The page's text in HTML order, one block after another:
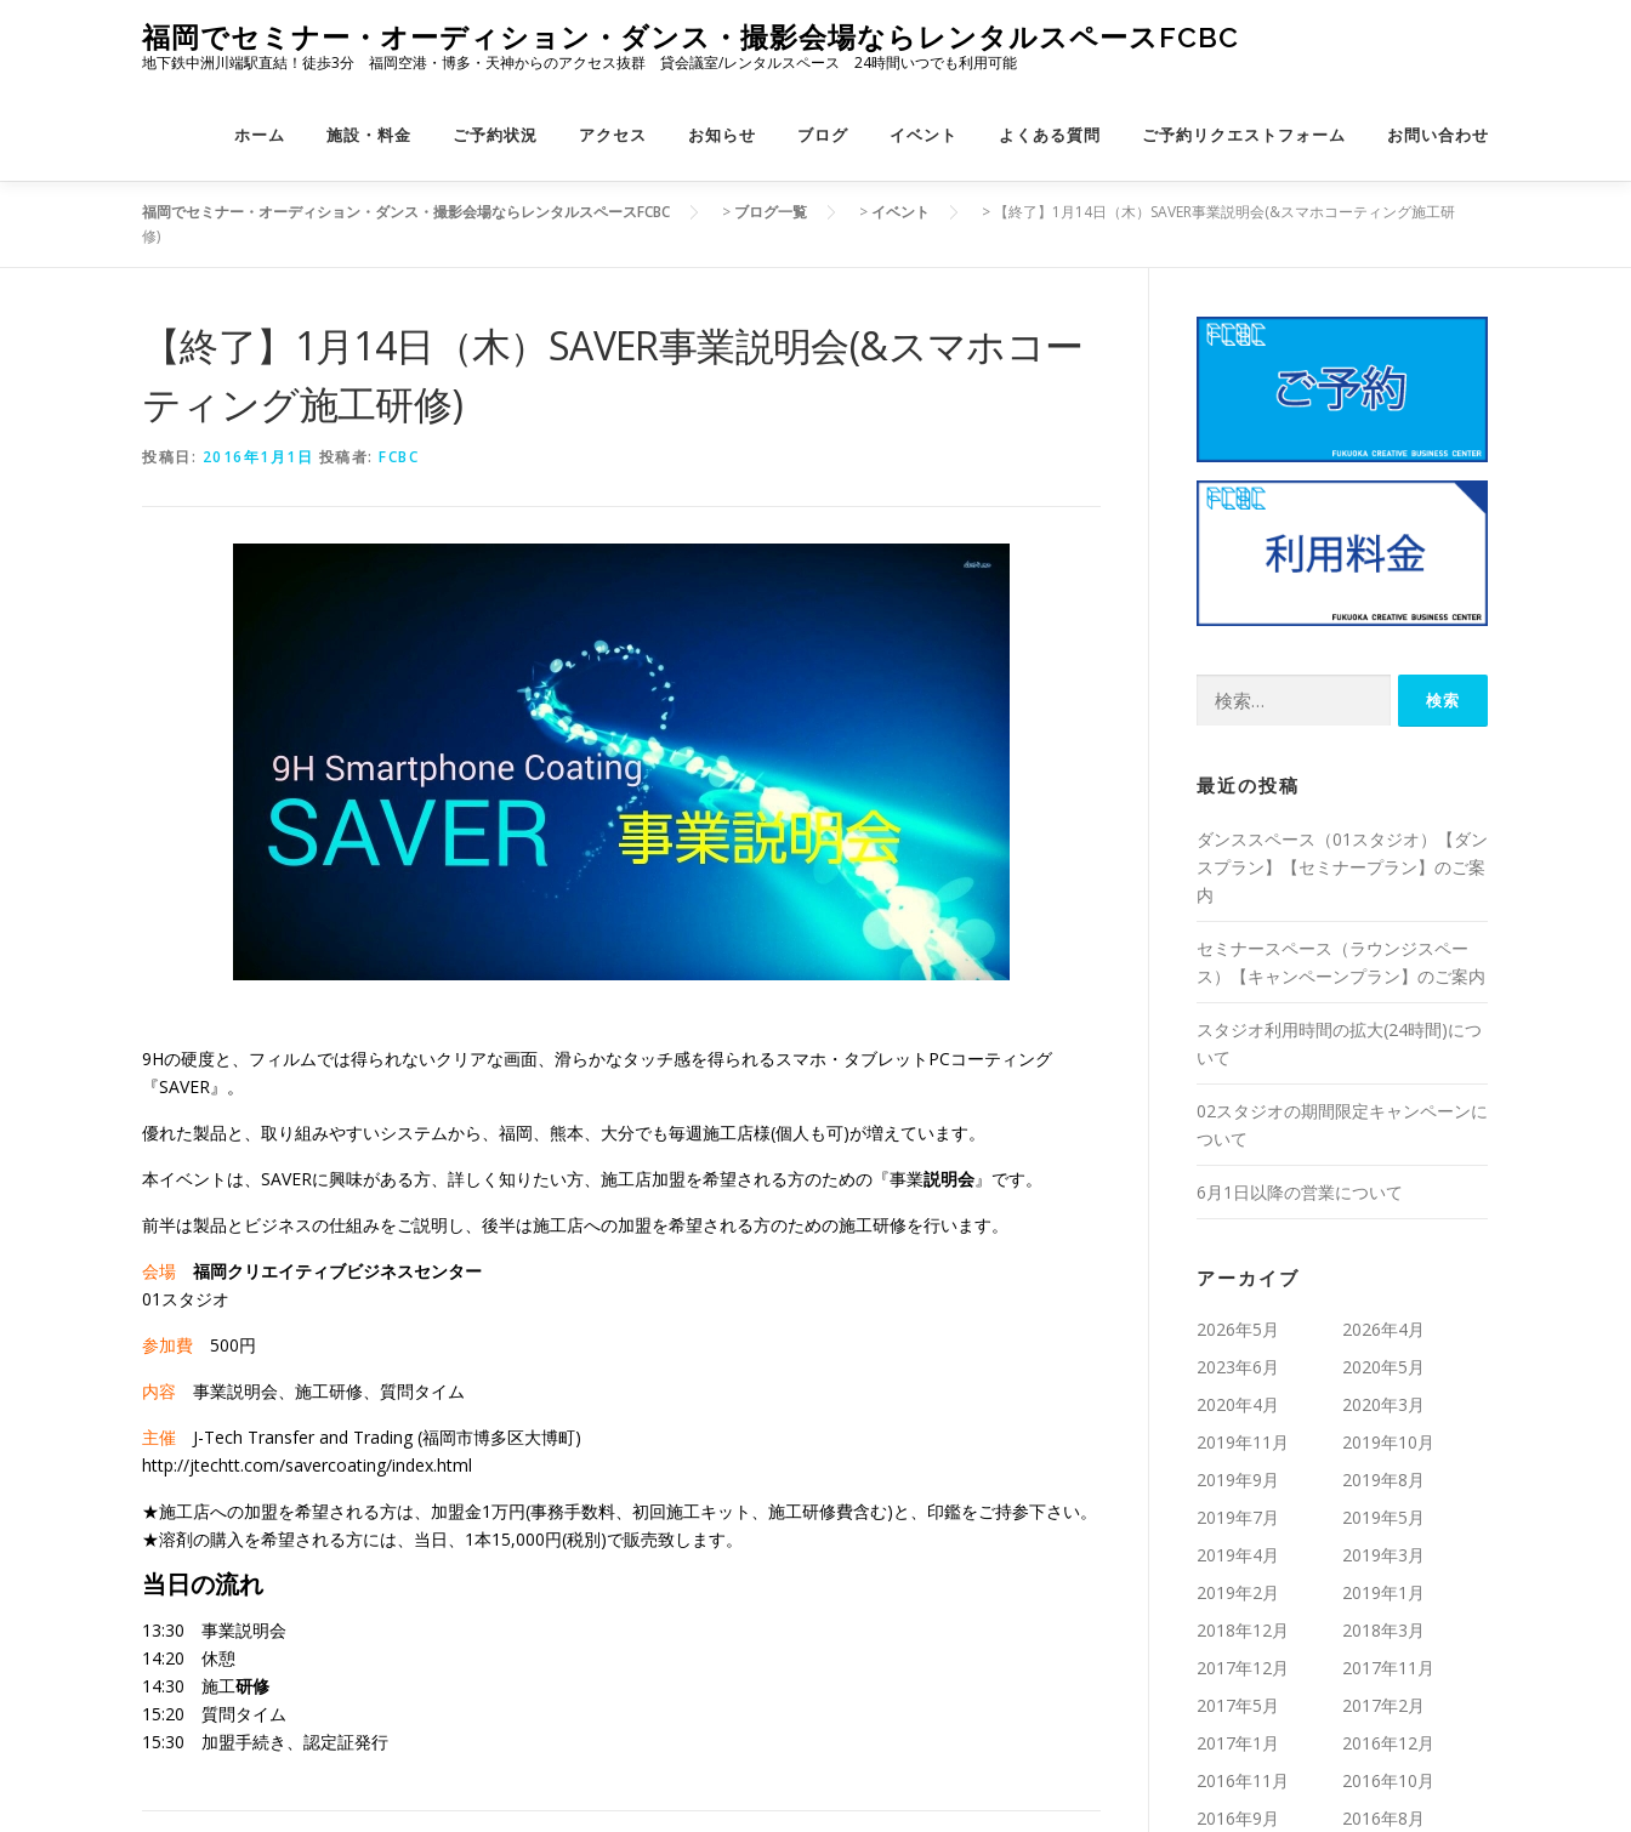
ス
福岡でセミナー・オーディション・ダンス・撮影会場ならレンタルスペースFCBC
地下鉄中洲川端駅直結！徒歩3分 福岡空港・博多・天神からのアクセス抜群 貸会議室/レンタルスペース 24時間いつでも利用可能
ホーム 施設・料金 ご予約状況 アクセス お知らせ ブログ イベント よくある質問 ご予約リクエストフォーム お問い合わせ
福岡でセミナー・オーディション・ダンス・撮影会場ならレンタルスペースFCBC > ブログ一覧 > イベント > 【終了】1月14日（木）SAVER事業説明会(&スマホコーティング施工研
修)
【終了】1月14日（木）SAVER事業説明会(&スマホコー
ティング施工研修)
投稿日: 2016年1月1日 投稿者: FCBC
9Hの硬度と、フィルムでは得られないクリアな画面、滑らかなタッチ感を得られるスマホ・タブレットPCコーティング
『SAVER』。
優れた製品と、取り組みやすいシステムから、福岡、熊本、大分でも毎週施工店様(個人も可)が増えています。
本イベントは、SAVERに興味がある方、詳しく知りたい方、施工店加盟を希望される方のための『事業説明会』です。
前半は製品とビジネスの仕組みをご説明し、後半は施工店への加盟を希望される方のための施工研修を行います。
会場
福岡クリエイティブビジネスセンター
01スタジオ
参加費 500円
内容
事業説明会、施工研修、質問タイム
主催
J-Tech Transfer and Trading (福岡市博多区大博町)
http://jtechtt.com/savercoating/index.html
★施工店への加盟を希望される方は、加盟金1万円(事務手数料、初回施工キット、施工研修費含む)と、印鑑をご持参下さい。
★溶剤の購入を希望される方には、当日、1本15,000円(税別)で販売致します。
当日の流れ
13:30 事業説明会
14:20 休憩
14:30 施工研修
15:20 質問タイム
15:30 加盟手続き、認定証発行
最近の投稿
ダンススペース（01スタジオ）【ダン
スプラン】【セミナープラン】のご案
内
セミナースペース（ラウンジスペー
ス）【キャンペーンプラン】のご案内
スタジオ利用時間の拡大(24時間)につ
いて
02スタジオの期間限定キャンペーンに
ついて
6月1日以降の営業について
アーカイブ
2026年5月
2026年4月
2023年6月
2020年5月
2020年4月
2020年3月
2019年11月
2019年10月
2019年9月
2019年8月
2019年7月
2019年5月
2019年4月
2019年3月
2019年2月
2019年1月
2018年12月
2018年3月
2017年12月
2017年11月
2017年5月
2017年2月
2017年1月
2016年12月
2016年11月
2016年10月
2016年9月
2016年8月